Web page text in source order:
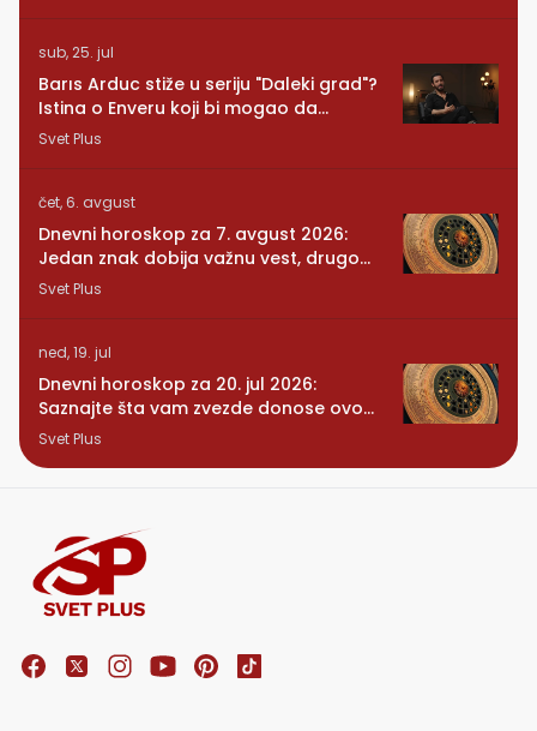
sub, 25. jul
Barıs Arduc stiže u seriju "Daleki grad"?
Istina o Enveru koji bi mogao da
promeni sve
Svet Plus
čet, 6. avgust
Dnevni horoskop za 7. avgust 2026:
Jedan znak dobija važnu vest, drugom
se vraća osoba iz prošlosti
Svet Plus
ned, 19. jul
Dnevni horoskop za 20. jul 2026:
Saznajte šta vam zvezde donose ovog
ponedeljka
Svet Plus